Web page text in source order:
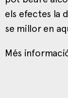
els efectes la
se millor en
Més